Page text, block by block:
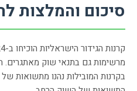
סיכום והמלצות
מרשימות גם בתנאי שוק